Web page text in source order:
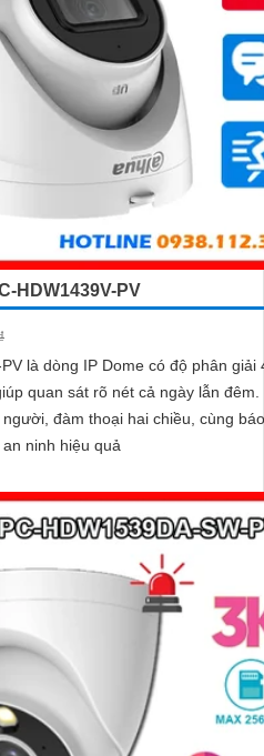
HDW1439V-PV
là dòng IP Dome có độ phân giải
quan sát rõ nét cả ngày lẫn đêm.
đàm thoại hai chiều, cùng
ninh hiệu quả